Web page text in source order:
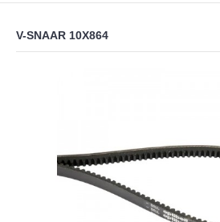
V-SNAAR 10X864